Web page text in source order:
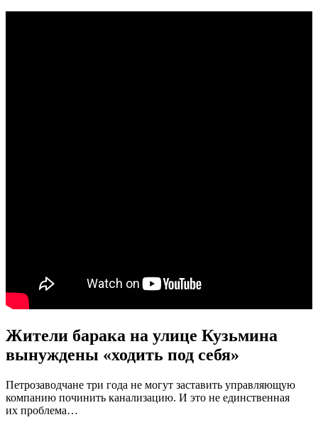
Жители барака на улице Кузьмина
вынуждены «ходить под себя»
Петрозаводчане три года не могут заставить управляющую
компанию починить канализацию. И это не единственная
их проблема…